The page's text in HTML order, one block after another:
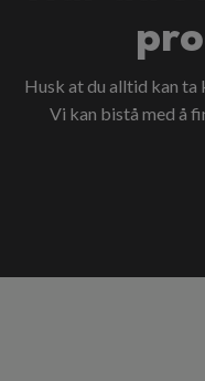
Husk at du alltid kan ta
Vi kan bistå med å